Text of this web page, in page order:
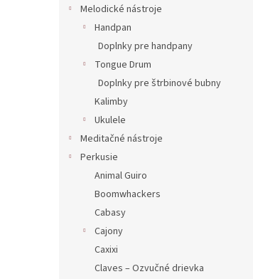
Melodické nástroje
Handpan
Doplnky pre handpany
Tongue Drum
Doplnky pre štrbinové bubny
Kalimby
Ukulele
Meditačné nástroje
Perkusie
Animal Guiro
Boomwhackers
Cabasy
Cajony
Caxixi
Claves – Ozvučné drievka